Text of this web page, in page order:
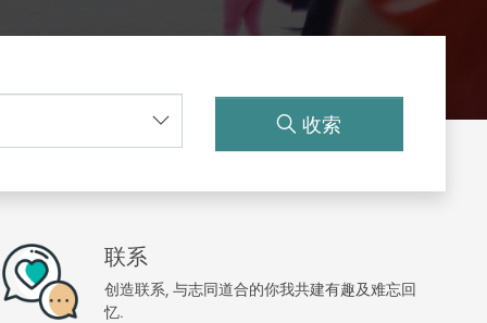
收索
联系
创造联系, 与志同道合的你我共建有趣及难忘回
忆.